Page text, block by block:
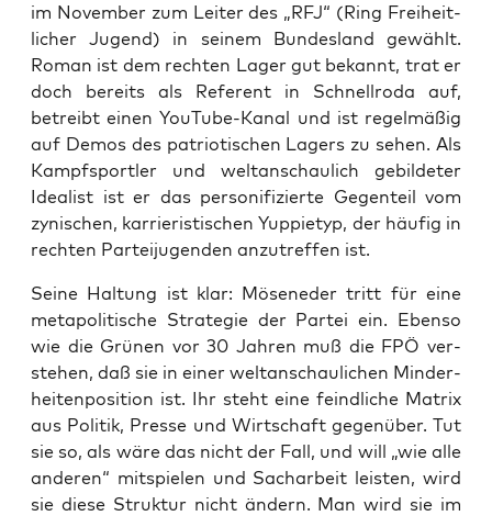
im Novem­ber zum Lei­ter des „RFJ“ (Ring Frei­heit­
li­cher Jugend) in sei­nem Bun­des­land gewählt.
Roman ist dem rech­ten Lager gut bekannt, trat er
doch bereits als Refe­rent in Schnell­ro­da auf,
betreibt einen You­Tube-Kanal und ist regel­mä­ßig
auf Demos des patrio­ti­schen Lagers zu sehen. Als
Kampf­sport­ler und welt­an­schau­lich gebil­de­ter
Idea­list ist er das per­so­ni­fi­zier­te Gegen­teil vom
zyni­schen, kar­rie­ris­ti­schen Yup­pie­typ, der häu­fig in
rech­ten Par­tei­ju­gend­en anzu­tref­fen ist.
Sei­ne Hal­tung ist klar: Möse­ne­der tritt für eine
meta­po­li­ti­sche Stra­te­gie der Par­tei ein. Eben­so
wie die Grü­nen vor 30 Jah­ren muß die FPÖ ver­
ste­hen, daß sie in einer welt­an­schau­li­chen Min­der­
hei­ten­po­si­ti­on ist. Ihr steht eine feind­li­che Matrix
aus Poli­tik, Pres­se und Wirt­schaft gegen­über. Tut
sie so, als wäre das nicht der Fall, und will „wie alle
ande­ren“ mit­spie­len und Sach­ar­beit leis­ten, wird
sie die­se Struk­tur nicht ändern. Man wird sie im